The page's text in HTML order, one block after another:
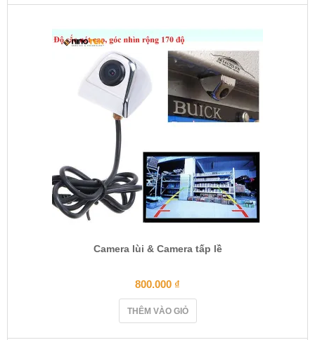
Camera lùi & Camera tấp lề
800.000 ₫
THÊM VÀO GIỎ